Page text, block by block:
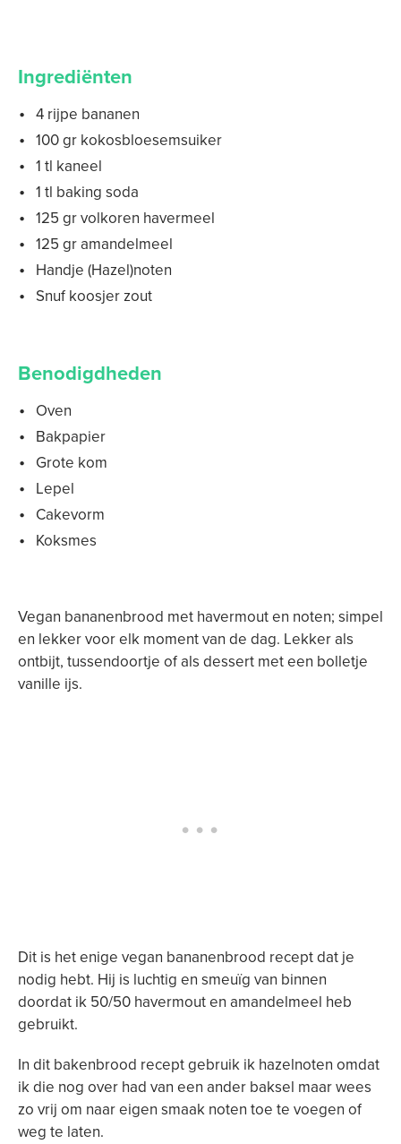
Ingrediënten
4 rijpe bananen
100 gr kokosbloesemsuiker
1 tl kaneel
1 tl baking soda
125 gr volkoren havermeel
125 gr amandelmeel
Handje (Hazel)noten
Snuf koosjer zout
Benodigdheden
Oven
Bakpapier
Grote kom
Lepel
Cakevorm
Koksmes
Vegan bananenbrood met havermout en noten; simpel
en lekker voor elk moment van de dag. Lekker als
ontbijt, tussendoortje of als dessert met een bolletje
vanille ijs.
Dit is het enige vegan bananenbrood recept dat je
nodig hebt. Hij is luchtig en smeuïg van binnen
doordat ik 50/50 havermout en amandelmeel heb
gebruikt.
In dit bakenbrood recept gebruik ik hazelnoten omdat
ik die nog over had van een ander baksel maar wees
zo vrij om naar eigen smaak noten toe te voegen of
weg te laten.